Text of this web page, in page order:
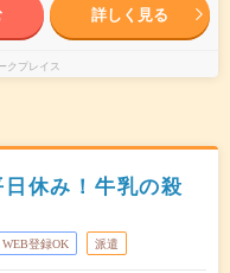
詳しく見る
クプレイス
休み！牛乳の殺
WEB登録OK 派遣